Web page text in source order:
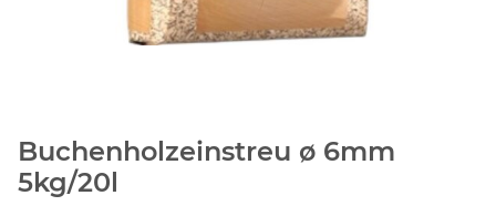
Buchenholzeinstreu ø 6mm
5kg/20l